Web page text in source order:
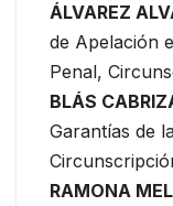
ÁLVAREZ
de Apelación
Penal,
BLÁS
Garantías de
RAMONA